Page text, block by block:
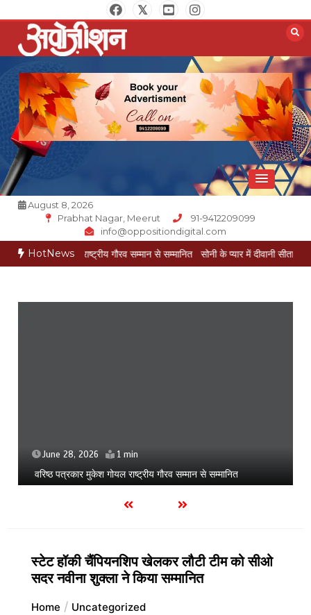
to
content
Opposition Digital
August 8, 2026
Prabhat Nagar, Meerut
91-9412209099
info@oppositiondigital.com
HotNews
गोयल राष्ट्रीय गौरव सम्मान से सम्मानित सोनी के प्यार में दीवानी सीता पहुंची मेरठ सोनी
June 28, 2026 1 min
वरिष्ठ पत्रकार मुकेश गोयल राष्ट्रीय गौरव सम्मान से सम्मानित
स्टेट हॉकी चैंपियनशिप खेलकर लौटी टीम को सीओ
सदर नवीना शुक्ला ने किया सम्मानित
Home Uncategorized